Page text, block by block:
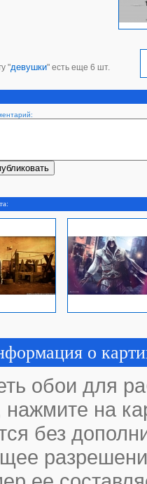
"девушки" есть еще 6 шт.
о
обои для
на
без